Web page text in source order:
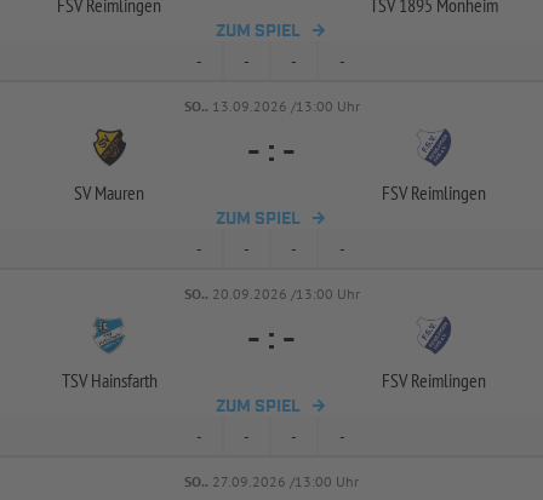
FSV Reimlingen TSV 1895 Monheim
ZUM SPIEL
- - - -
SO.. 13.09.2026 /13:00 Uhr
SV Mauren
- : -
FSV Reimlingen
ZUM SPIEL
- - - -
SO.. 20.09.2026 /13:00 Uhr
TSV Hainsfarth
- : -
FSV Reimlingen
ZUM SPIEL
- - - -
SO.. 27.09.2026 /13:00 Uhr